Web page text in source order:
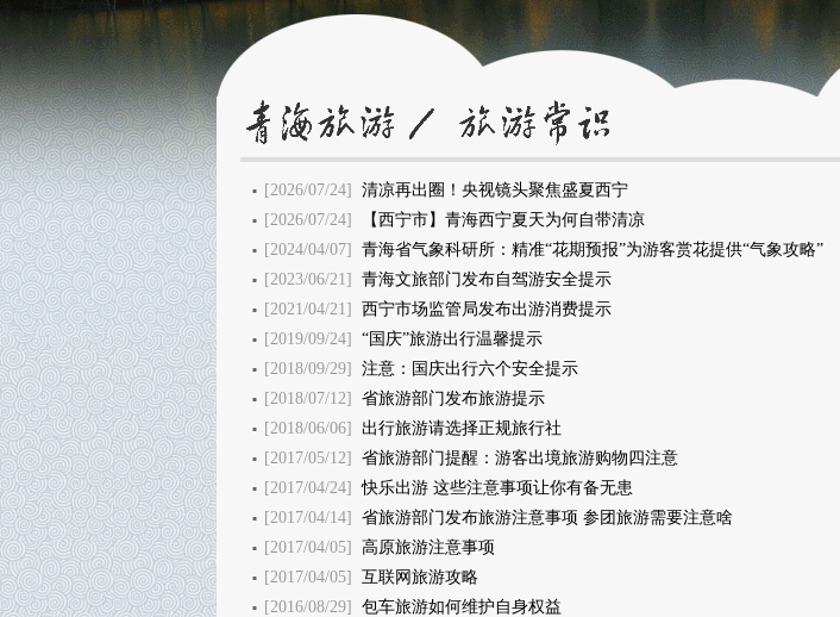
[2026/07/24] 清凉再出圈！央视镜头聚焦盛夏西宁
[2026/07/24]
【西宁市】青海西宁夏天为何自带清凉
[2024/04/07] 青海省气象科研所：精准“花期预报”为游客赏花提供“气象攻略”
[2023/06/21] 青海文旅部门发布自驾游安全提示
[2021/04/21] 西宁市场监管局发布出游消费提示
[2019/09/24] “国庆”旅游出行温馨提示
[2018/09/29] 注意：国庆出行六个安全提示
[2018/07/12] 省旅游部门发布旅游提示
[2018/06/06] 出行旅游请选择正规旅行社
[2017/05/12] 省旅游部门提醒：游客出境旅游购物四注意
[2017/04/24]快乐出游 这些注意事项让你有备无患
[2017/04/14] 省旅游部门发布旅游注意事项 参团旅游需要注意啥
[2017/04/05] 高原旅游注意事项
[2017/04/05] 互联网旅游攻略
[2016/08/29] 包车旅游如何维护自身权益